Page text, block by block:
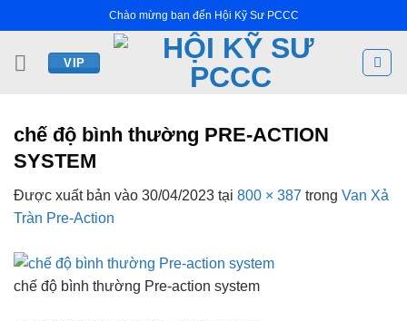
qua
nội
Chào mừng bạn đến Hội Kỹ Sư PCCC
VIP
chế độ bình thường PRE-ACTION
SYSTEM
Được xuất bản vào 30/04/2023 tại 800 × 387 trong Van Xả
Tràn Pre-Action
chế độ bình thường Pre-action system